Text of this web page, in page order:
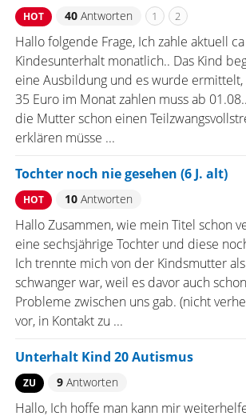
HOT 40Antworten 1 2
Hallo folgende Frage, Ich zahle aktuell
Kindesunterhalt monatlich.. Das Kind
eine Ausbildung und es wurde ermittelt,
35 Euro im Monat zahlen muss ab
die Mutter schon einen
erklären müsse ...
Tochter noch nie gesehen (6 J. alt)
HOT 10Antworten
Hallo Zusammen, wie mein Titel schon
eine sechsjährige Tochter und diese
Ich trennte mich von der Kindsmutter
schwanger war, weil es davor auch
Probleme zwischen uns gab. (nicht
vor, in Kontakt zu ...
Unterhalt Kind 20 Autismus
ZU 9Antworten
Hallo, Ich hoffe man kann mir